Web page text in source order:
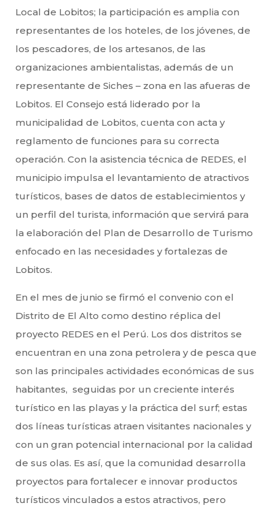
Local de Lobitos; la participación es amplia con
representantes de los hoteles, de los jóvenes, de
los pescadores, de los artesanos, de las
organizaciones ambientalistas, además de un
representante de Siches – zona en las afueras de
Lobitos. El Consejo está liderado por la
municipalidad de Lobitos, cuenta con acta y
reglamento de funciones para su correcta
operación. Con la asistencia técnica de REDES, el
municipio impulsa el levantamiento de atractivos
turísticos, bases de datos de establecimientos y
un perfil del turista, información que servirá para
la elaboración del Plan de Desarrollo de Turismo
enfocado en las necesidades y fortalezas de
Lobitos.
En el mes de junio se firmó el convenio con el
Distrito de El Alto como destino réplica del
proyecto REDES en el Perú. Los dos distritos se
encuentran en una zona petrolera y de pesca que
son las principales actividades económicas de sus
habitantes, seguidas por un creciente interés
turístico en las playas y la práctica del surf; estas
dos líneas turísticas atraen visitantes nacionales y
con un gran potencial internacional por la calidad
de sus olas. Es así, que la comunidad desarrolla
proyectos para fortalecer e innovar productos
turísticos vinculados a estos atractivos, pero